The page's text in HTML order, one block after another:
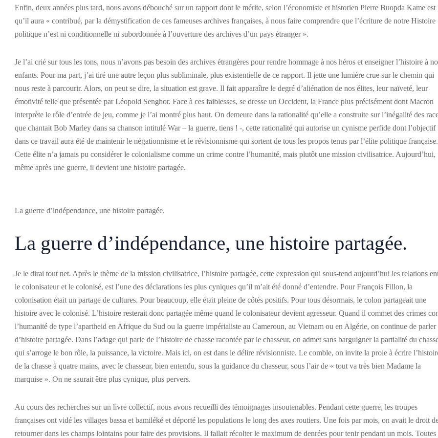
Enfin, deux années plus tard, nous avons débouché sur un rapport dont le mérite, selon l’économiste et historien Pierre Buopda Kame est
qu’il aura « contribué, par la démystification de ces fameuses archives françaises, à nous faire comprendre que l’écriture de notre Histoire
politique n’est ni conditionnelle ni subordonnée à l’ouverture des archives d’un pays étranger ».
Je l’ai crié sur tous les tons, nous n’avons pas besoin des archives étrangères pour rendre hommage à nos héros et enseigner l’histoire à
enfants. Pour ma part, j’ai tiré une autre leçon plus subliminale, plus existentielle de ce rapport. Il jette une lumière crue sur le chemin qui
nous reste à parcourir. Alors, on peut se dire, la situation est grave. Il fait apparaître le degré d’aliénation de nos élites, leur naïveté, leur
émotivité telle que présentée par Léopold Senghor. Face à ces faiblesses, se dresse un Occident, la France plus précisément dont Macron
interprète le rôle d’entrée de jeu, comme je l’ai montré plus haut. On demeure dans la rationalité qu’elle a construite sur l’inégalité des
que chantait Bob Marley dans sa chanson intitulé War – la guerre, tiens ! -, cette rationalité qui autorise un cynisme perfide dont l’objectif
dans ce travail aura été de maintenir le négationnisme et le révisionnisme qui sortent de tous les propos tenus par l’élite politique française.
Cette élite n’a jamais pu considérer le colonialisme comme un crime contre l’humanité, mais plutôt une mission civilisatrice. Aujourd’hui,
même après une guerre, il devient une histoire partagée.
La guerre d’indépendance, une histoire partagée.
La guerre d’indépendance, une histoire partagée.
Je le dirai tout net. Après le thème de la mission civilisatrice, l’histoire partagée, cette expression qui sous-tend aujourd’hui les relations
le colonisateur et le colonisé, est l’une des déclarations les plus cyniques qu’il m’ait été donné d’entendre. Pour François Fillon, la
colonisation était un partage de cultures. Pour beaucoup, elle était pleine de côtés positifs. Pour tous désormais, le colon partageait une
histoire avec le colonisé. L’histoire resterait donc partagée même quand le colonisateur devient agresseur. Quand il commet des crimes
l’humanité de type l’apartheid en Afrique du Sud ou la guerre impérialiste au Cameroun, au Vietnam ou en Algérie, on continue de parler
d’histoire partagée. Dans l’adage qui parle de l’histoire de chasse racontée par le chasseur, on admet sans barguigner la partialité du
qui s’arroge le bon rôle, la puissance, la victoire. Mais ici, on est dans le délire révisionniste. Le comble, on invite la proie à écrire
de la chasse à quatre mains, avec le chasseur, bien entendu, sous la guidance du chasseur, sous l’air de « tout va très bien Madame la
marquise ». On ne saurait être plus cynique, plus pervers.
Au cours des recherches sur un livre collectif, nous avons recueilli des témoignages insoutenables. Pendant cette guerre, les troupes
françaises ont vidé les villages bassa et bamiléké et déporté les populations le long des axes routiers. Une fois par mois, on avait le droit
retourner dans les champs lointains pour faire des provisions. Il fallait récolter le maximum de denrées pour tenir pendant un mois. Toutes